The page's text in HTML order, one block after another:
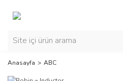
Anasayfa ABC